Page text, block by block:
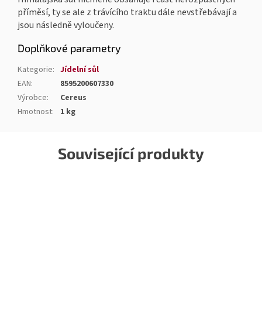
Související produkty
příměsí, ty se ale z trávícího traktu dále nevstřebávají a
jsou následně vyloučeny.
Doplňkové parametry
Kategorie: Jídelní sůl
EAN:
8595200607330
Výrobce:
Cereus
Hmotnost: 1 kg